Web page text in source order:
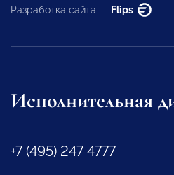
Разработка сайта — Flips
Исполнительная
+7 (495) 247 4777